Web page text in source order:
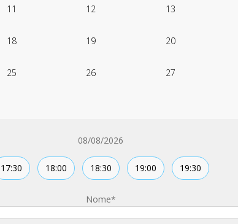
11 12 13
18 19 20
25 26 27
08/08/2026
17:30 18:00 18:30 19:00 19:30
Nome*